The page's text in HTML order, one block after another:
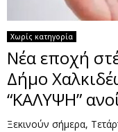
Χωρίς κατηγορία
Νέα εποχή
Δήμο
“ΚΑΛΥΨΗ”
Ξεκινούν σήμερα,